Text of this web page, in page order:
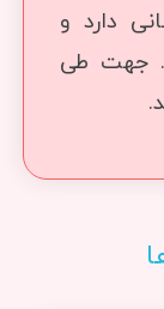
دارد و
جهت طی